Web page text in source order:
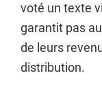
voté un texte
garantit pas
de leurs
distribution.